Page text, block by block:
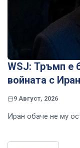
WSJ: Тръмп е
войната с
9 Август, 2026
Иран обаче не му